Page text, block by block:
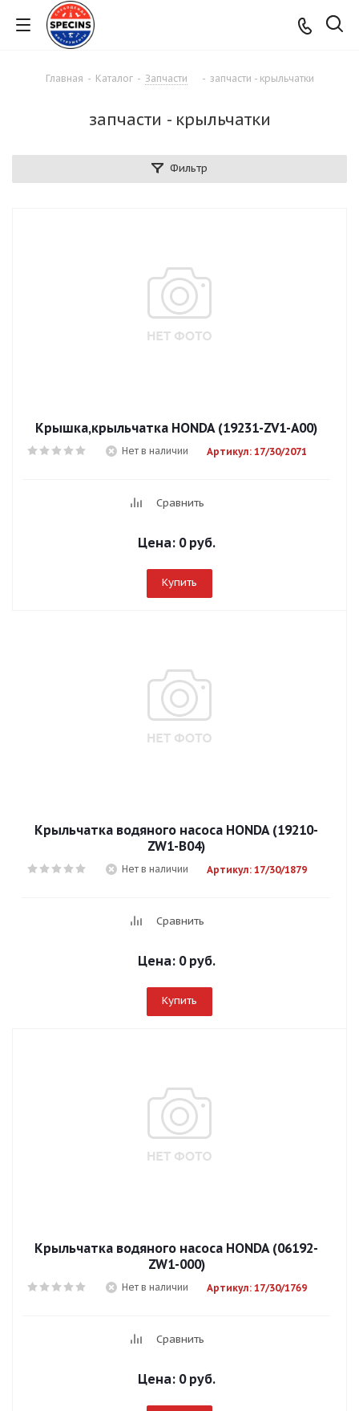
Главная - Каталог - Запчасти - запчасти - крыльчатки
запчасти - крыльчатки
Фильтр
Крышка,крыльчатка HONDA (19231-ZV1-A00)
Нет в наличии Артикул: 17/30/2071
Сравнить
Цена: 0 руб.
Купить
Крыльчатка водяного насоса HONDA (19210-
ZW1-B04)
Нет в наличии Артикул: 17/30/1879
Сравнить
Цена: 0 руб.
Купить
Крыльчатка водяного насоса HONDA (06192-
ZW1-000)
Нет в наличии Артикул: 17/30/1769
Сравнить
Цена: 0 руб.